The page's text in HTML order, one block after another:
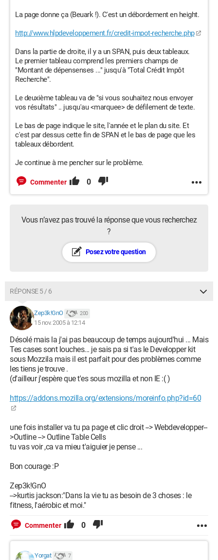
La page donne ça (Beuark !). C'est un débordement en height.
http://www.hlpdeveloppement.fr/credit-impot-recherche.php
Dans la partie de droite, il y a un SPAN, puis deux tableaux.
Le premier tableau comprend les premiers champs de
"Montant de dépensenses ..." jusqu'à "Total Crédit Impôt
Recherche".
Le deuxième tableau va de "si vous souhaitez nous envoyer
vos résultats" .. jusqu'au <marquee> de défilement de texte.
Le bas de page indique le site, l'année et le plan du site. Et
c'est par dessus cette fin de SPAN et le bas de page que les
tableaux débordent.
Je continue à me pencher sur le problème.
Commenter 0
Vous n’avez pas trouvé la réponse que vous recherchez
?
Posez votre question
RÉPONSE 5 / 6
Zep3k!GnO 200
15 nov. 2005 à 12:14
Désolé mais la j'ai pas beaucoup de temps aujourd'hui ... Mais
Tes cases sont louches... je sais pa si t'as le Developper kit
sous Mozzila mais il est parfait pour des problèmes comme
les tiens je trouve .
(d'ailleur j'espère que t'es sous mozilla et non IE :( )
https://addons.mozilla.org/extensions/moreinfo.php?id=60
une fois installer va tu pa page et clic droit --> Webdevelopper--
>Outline --> Outline Table Cells
tu vas voir ,ca va mieu t'aiguier je pense ...
Bon courage :P
Zep3k!GnO
-->kurtis jackson:"Dans la vie tu as besoin de 3 choses : le
fitness, l'aérobic et moi."
Commenter 0
Yorgat 7